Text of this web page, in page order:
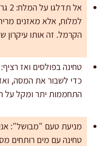
למלוח, אלא מאזנים
הקרמל. זה אותו עיקרון
כדי לשבור את המסה,
התחממות יתר ומקל על
מניעת טעם "מבושל":
טחינה עם מים רותחים